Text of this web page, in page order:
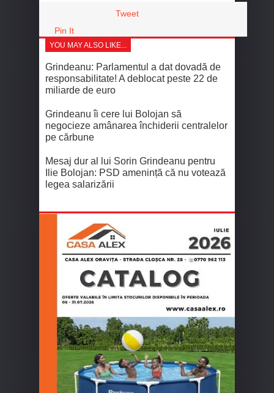
Tweet
Pin It
YOU MAY ALSO LIKE...
Grindeanu: Parlamentul a dat dovadă de
responsabilitate! A deblocat peste 22 de
miliarde de euro
Grindeanu îi cere lui Bolojan să
negocieze amânarea închiderii centralelor
pe cărbune
Mesaj dur al lui Sorin Grindeanu pentru
Ilie Bolojan: PSD amenință că nu votează
legea salarizării